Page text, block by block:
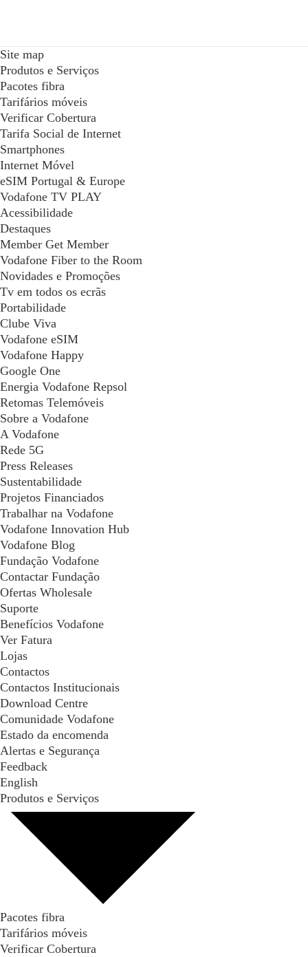
Site map
Produtos e Serviços
Pacotes fibra
Tarifários móveis
Verificar Cobertura
Tarifa Social de Internet
Smartphones
Internet Móvel
eSIM Portugal & Europe
Vodafone TV PLAY
Acessibilidade
Destaques
Member Get Member
Vodafone Fiber to the Room
Novidades e Promoções
Tv em todos os ecrãs
Portabilidade
Clube Viva
Vodafone eSIM
Vodafone Happy
Google One
Energia Vodafone Repsol
Retomas Telemóveis
Sobre a Vodafone
A Vodafone
Rede 5G
Press Releases
Sustentabilidade
Projetos Financiados
Trabalhar na Vodafone
Vodafone Innovation Hub
Vodafone Blog
Fundação Vodafone
Contactar Fundação
Ofertas Wholesale
Suporte
Benefícios Vodafone
Ver Fatura
Lojas
Contactos
Contactos Institucionais
Download Centre
Comunidade Vodafone
Estado da encomenda
Alertas e Segurança
Feedback
English
Produtos e Serviços
Pacotes fibra
Tarifários móveis
Verificar Cobertura